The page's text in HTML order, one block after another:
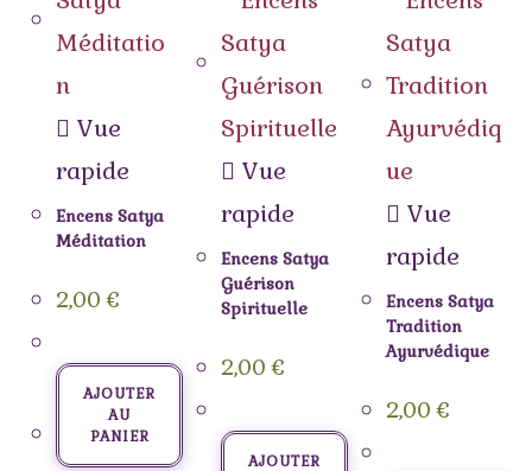
Vue
rapide
Encens Satya
Méditation
2,00€
AJOUTER
AU
PANIER
Vue
rapide
Encens Satya
Guérison
Spirituelle
2,00€
AJOUTER
Vue
rapide
Encens Satya
Tradition
Ayurvédique
2,00€